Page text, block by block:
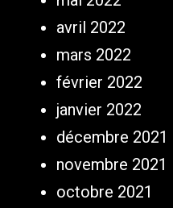
avril 2022
mars 2022
février 2022
janvier 2022
décembre 2021
novembre 2021
octobre 2021